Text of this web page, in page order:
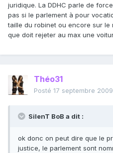
juridique. La DDHC parle de
pas si le parlement à pour
taille du robinet ou encore sur le
que doit rejeter au max une
Théo31
Posté 17 septembre 2009
SilenT BoB a dit :
ok donc on peut dire que le
justice, le parlement sont